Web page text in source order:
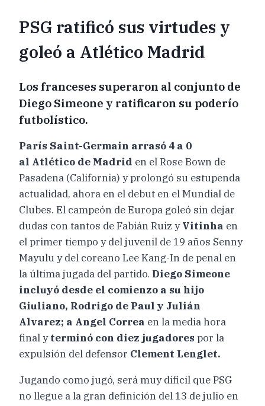
PSG ratificó sus virtudes y
goleó a Atlético Madrid
Los franceses superaron al conjunto de
Diego Simeone y ratificaron su poderío
futbolístico.
París Saint-Germain arrasó 4 a 0
al Atlético de Madrid en el Rose Bown de
Pasadena (California) y prolongó su estupenda
actualidad, ahora en el debut en el Mundial de
Clubes. El campeón de Europa goleó sin dejar
dudas con tantos de Fabián Ruiz yVitinha en
el primer tiempo y del juvenil de 19 años Senny
Mayulu y del coreano Lee Kang-In de penal en
la última jugada del partido. Diego Simeone
incluyó desde el comienzo a su hijo
Giuliano, Rodrigo de Paul y Julián
Alvarez; a Angel Correa en la media hora
final yterminó con diez jugadores por la
expulsión del defensor Clement Lenglet.
Jugando como jugó, será muy dificil que PSG
no llegue a la gran definición del 13 de julio en